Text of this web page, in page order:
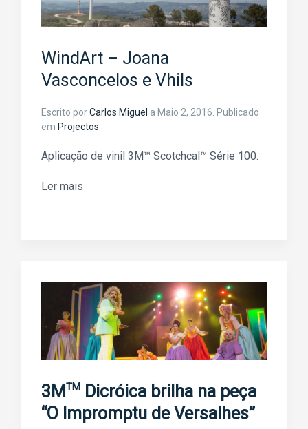
WindArt – Joana
Vasconcelos e Vhils
Escrito porCarlos Miguel a Maio 2, 2016 . Publicado
em Projectos
Aplicação de vinil 3M™ Scotchcal™ Série 100.
Ler mais
3M TM
Dicróica brilha na peça
“O Impromptu de Versalhes”